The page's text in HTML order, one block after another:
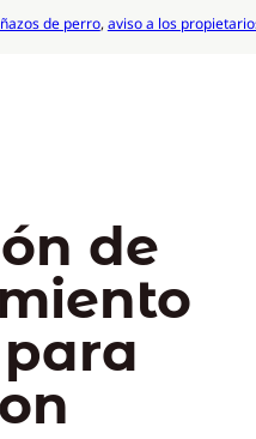
de perro, aviso a los
de